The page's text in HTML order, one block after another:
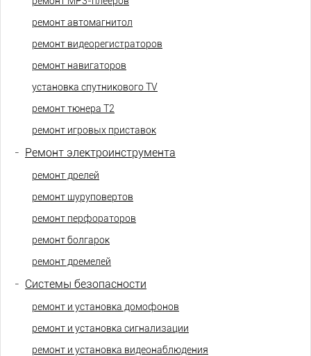
ремонт автомагнитол
ремонт видеорегистраторов
ремонт навигаторов
установка спутникового TV
ремонт тюнера Т2
ремонт игровых приставок
- Ремонт электроинструмента
ремонт дрелей
ремонт шуруповертов
ремонт перфораторов
ремонт болгарок
ремонт дремелей
- Системы безопасности
ремонт и установка домофонов
ремонт и установка сигнализации
ремонт и установка видеонаблюдения